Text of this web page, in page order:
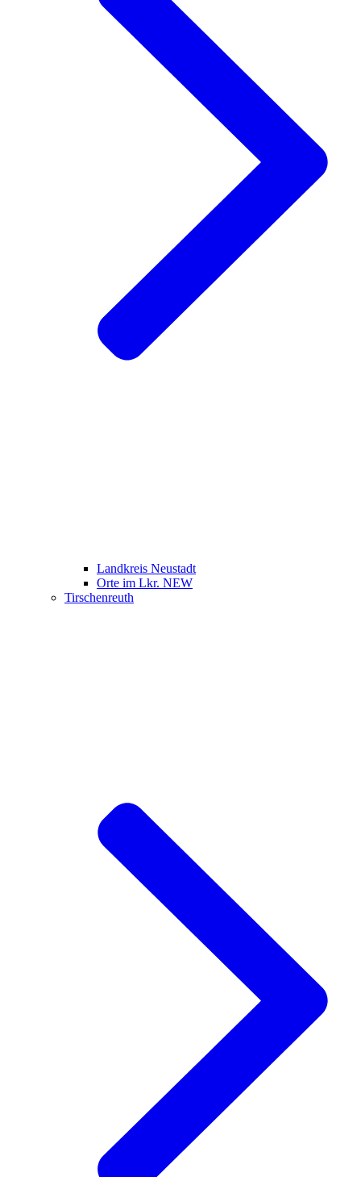
Landkreis Neustadt
Orte im Lkr. NEW
Tirschenreuth